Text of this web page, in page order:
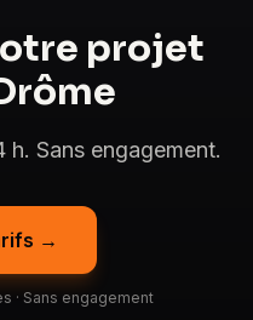
projet
Sans engagement.
→
· Sans engagement